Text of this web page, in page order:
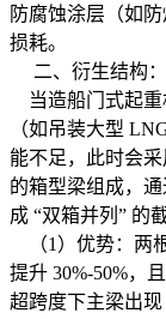
防腐蚀涂层（如
损耗。
二、衍生结构：
当造船门式起重
（如吊装大型
能不足，此时会
的箱型梁组成，
成 “双箱并列” 的
（1）优势：两
提升 30%-50%，
超跨度下主梁出现